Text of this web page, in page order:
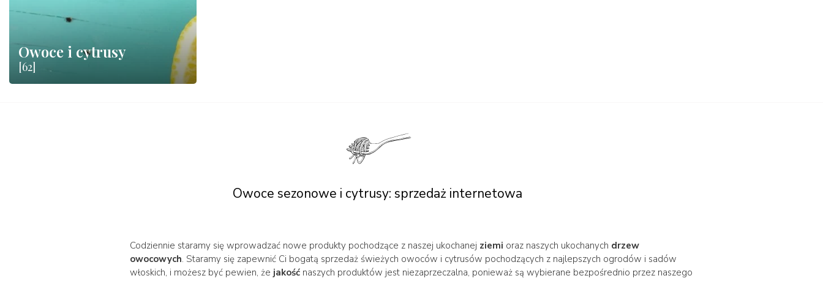
Owoce i cytrusy
[62]
Owoce sezonowe i cytrusy: sprzedaż internetowa
Codziennie staramy się wprowadzać nowe produkty pochodzące z naszej ukochanej ziemi oraz naszych ukochanych drzew
owocowych. Staramy się zapewnić Ci bogatą sprzedaż świeżych owoców i cytrusów pochodzących z najlepszych ogrodów i sadów
włoskich, i możesz być pewien, że jakość naszych produktów jest niezaprzeczalna, ponieważ są wybierane bezpośrednio przez naszego